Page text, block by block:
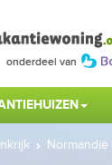
Normandië